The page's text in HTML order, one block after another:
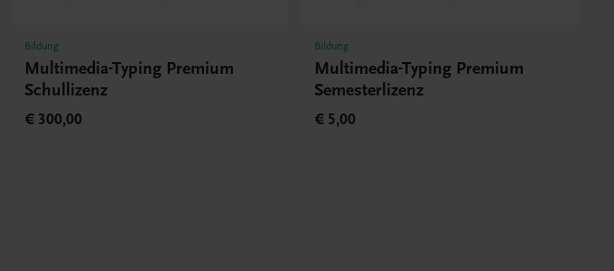
Bildung
Multimedia-Typing Premium
Schullizenz
€ 300,00
Bildung
Multimedia-Typing Premium
Semesterlizenz
€ 5,00